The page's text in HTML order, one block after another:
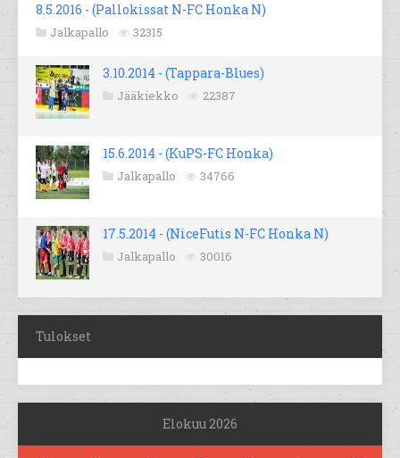
8.5.2016 - (Pallokissat N-FC Honka N)
Jalkapallo 32315
3.10.2014 - (Tappara-Blues)
Jääkiekko 22387
15.6.2014 - (KuPS-FC Honka)
Jalkapallo 34766
17.5.2014 - (NiceFutis N-FC Honka N)
Jalkapallo 30016
Tulokset
Elokuu 2026